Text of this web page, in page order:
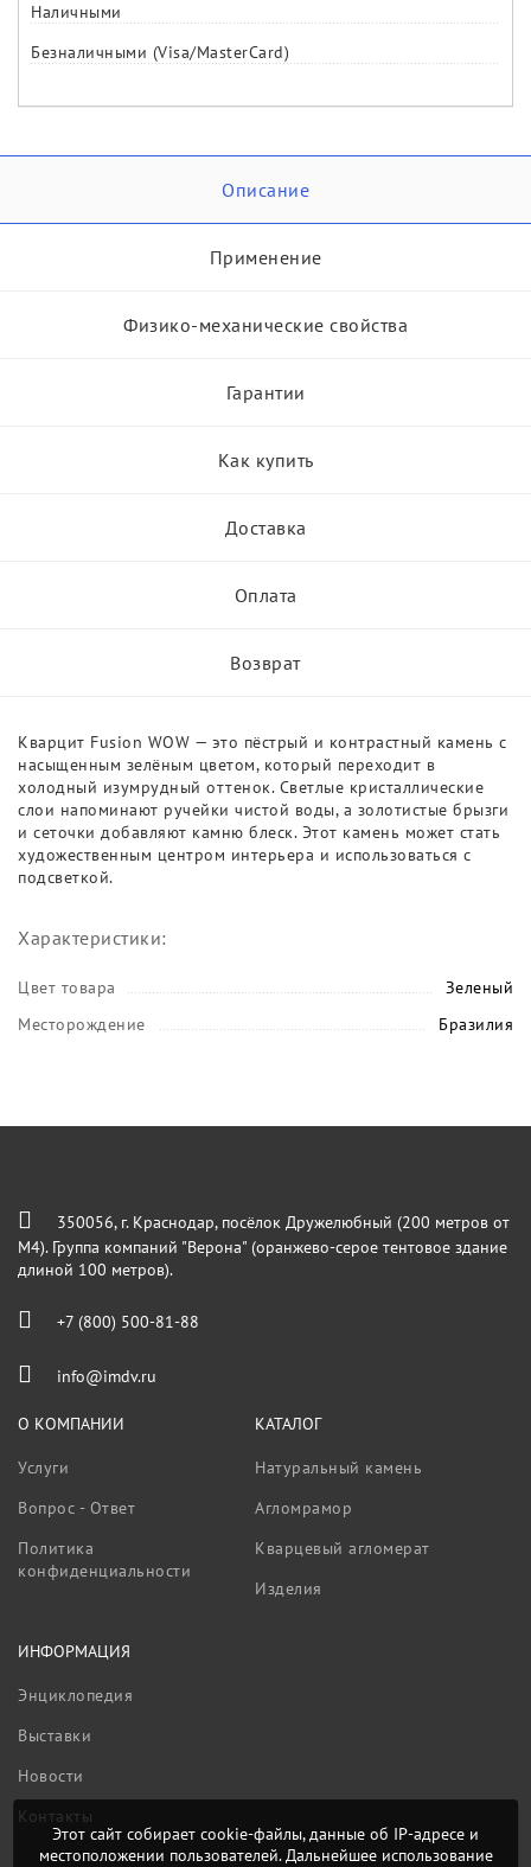
Наличными
Безналичными (Visa/MasterCard)
Описание
Применение
Физико-механические свойства
Гарантии
Как купить
Доставка
Оплата
Возврат
Кварцит Fusion WOW — это пёстрый и контрастный камень с
насыщенным зелёным цветом, который переходит в
холодный изумрудный оттенок. Светлые кристаллические
слои напоминают ручейки чистой воды, а золотистые брызги
и сеточки добавляют камню блеск. Этот камень может стать
художественным центром интерьера и использоваться с
подсветкой.
Характеристики:
Цвет товара
Зеленый
Месторождение
Бразилия
350056, г. Краснодар, посёлок Дружелюбный (200 метров от
М4). Группа компаний "Верона" (оранжево-серое тентовое здание
длиной 100 метров).
+7 (800) 500-81-88
info@imdv.ru
О КОМПАНИИ
Услуги
Вопрос - Ответ
Политика
конфиденциальности
КАТАЛОГ
Натуральный камень
Агломрамор
Кварцевый агломерат
Изделия
ИНФОРМАЦИЯ
Энциклопедия
Выставки
Новости
Контакты
Этот сайт собирает cookie-файлы, данные об IP-адресе и
местоположении пользователей. Дальнейшее использование